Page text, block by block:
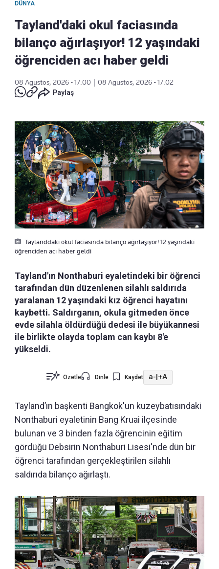
DÜNYA
Tayland'daki okul faciasında
bilanço ağırlaşıyor! 12 yaşındaki
öğrenciden acı haber geldi
08 Ağustos, 2026 - 17:00
08 Ağustos, 2026 - 17:02
Paylaş
Taylanddaki okul faciasında bilanço ağırlaşıyor! 12 yaşındaki
öğrenciden acı haber geldi
Tayland'ın Nonthaburi eyaletindeki bir öğrenci
tarafından dün düzenlenen silahlı saldırıda
yaralanan 12 yaşındaki kız öğrenci hayatını
kaybetti. Saldırganın, okula gitmeden önce
evde silahla öldürdüğü dedesi ile büyükannesi
ile birlikte olayda toplam can kaybı 8'e
yükseldi.
Özetle Dinle Kaydet a-|+A
Tayland’ın başkenti Bangkok'un kuzeybatısındaki
Nonthaburi eyaletinin Bang Kruai ilçesinde
bulunan ve 3 binden fazla öğrencinin eğitim
gördüğü Debsirin Nonthaburi Lisesi'nde dün bir
öğrenci tarafından gerçekleştirilen silahlı
saldırıda bilanço ağırlaştı.